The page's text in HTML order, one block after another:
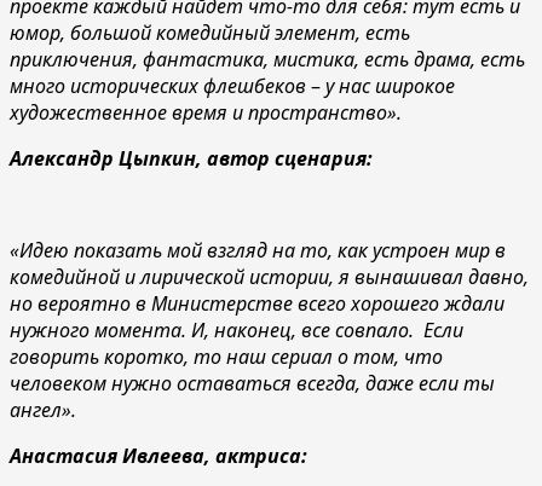
проекте каждый найдет что-то для себя: тут есть и
юмор, большой комедийный элемент, есть
приключения, фантастика, мистика, есть драма, есть
много исторических флешбеков–у нас широкое
художественное время и пространство».
Александр Цыпкин, автор сценария:
«Идею показать мой взгляд на то, как устроен мир в
комедийной и лирической истории, я вынашивал давно,
но вероятно в Министерстве всего хорошего ждали
нужного момента. И, наконец, все совпало. Если
говорить коротко, то наш сериал о том, что
человеком нужно оставаться всегда, даже если ты
ангел».
Анастасия Ивлеева, актриса: